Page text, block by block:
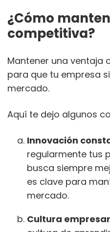
¿Cómo
competitiva?
Mantener una ventaja
para que tu empresa
mercado.
Aquí te dejo algunos
Innovación
regularmente tus
busca siempre
es clave para
mercado.
Cultura